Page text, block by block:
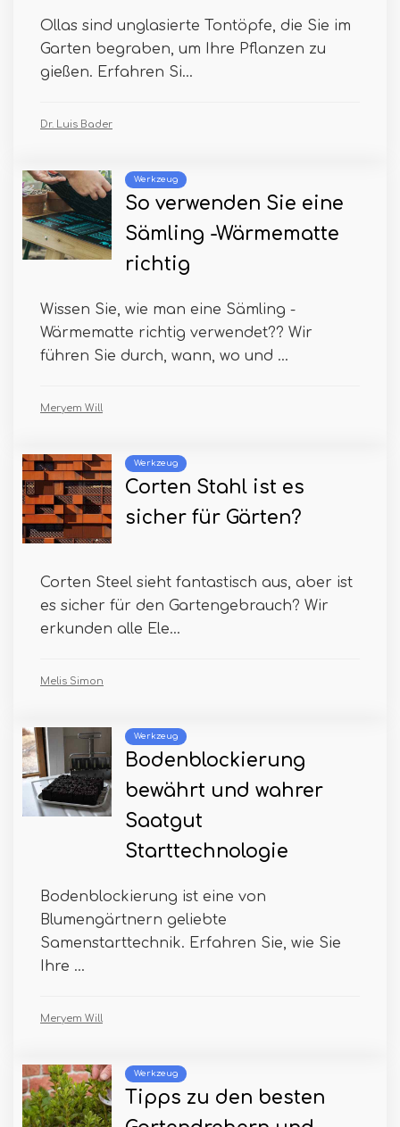
Ollas sind unglasierte Tontöpfe, die Sie im
Garten begraben, um Ihre Pflanzen zu
gießen. Erfahren Si...
Dr. Luis Bader
Werkzeug
So verwenden Sie eine
Sämling -Wärmematte
richtig
Wissen Sie, wie man eine Sämling -
Wärmematte richtig verwendet?? Wir
führen Sie durch, wann, wo und ...
Meryem Will
Werkzeug
Corten Stahl ist es
sicher für Gärten?
Corten Steel sieht fantastisch aus, aber ist
es sicher für den Gartengebrauch? Wir
erkunden alle Ele...
Melis Simon
Werkzeug
Bodenblockierung
bewährt und wahrer
Saatgut
Starttechnologie
Bodenblockierung ist eine von
Blumengärtnern geliebte
Samenstarttechnik. Erfahren Sie, wie Sie
Ihre ...
Meryem Will
Werkzeug
Tipps zu den besten